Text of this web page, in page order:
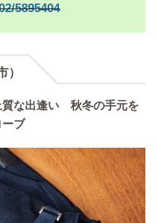
5895404
）
質な出逢い 秋冬の手元を
ブ